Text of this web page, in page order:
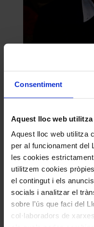
Consentiment
Aquest lloc web
Aquest lloc web utilitza
per al funcionament del
les cookies
utilitzem cookies
el contingut i els
socials i analitzar el
sobre l'ús que faci del
col·laboradors de
Compártelo en
Compártelo per Email
L'adreça electrònica no es
marcats amb*
Comentari*